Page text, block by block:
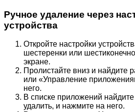
Ручное удаление через
устройства
Откройте настройки
шестеренки или
экране.
Пролистайте вниз и найдите
или «Управление
него.
В списке приложений
удалить, и нажмите на него.